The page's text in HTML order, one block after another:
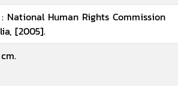
National Human Rights Commission
[2005].